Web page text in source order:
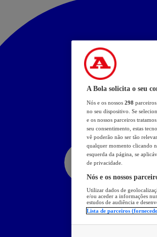
A Bola solicita o seu
Nós e os nossos 298
no seu dispositivo. Se
e os nossos parceiros
seu consentimento, estas
vê poderão não ser tão
qualquer momento clicando
esquerda da página, se
de privacidade.
Nós e os nossos
Utilizar dados de
e/ou aceder a informações
estudos de audiência e
Lista de parceiros